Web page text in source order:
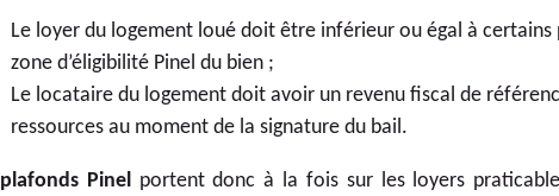
Le loyer du logement loué doit être inférieur ou égal à
zone d’éligibilité Pinel du bien ;
Le locataire du logement doit avoir un revenu fiscal de
ressources au moment de la signature du bail.
plafonds Pinel portent donc à la fois sur les loyers